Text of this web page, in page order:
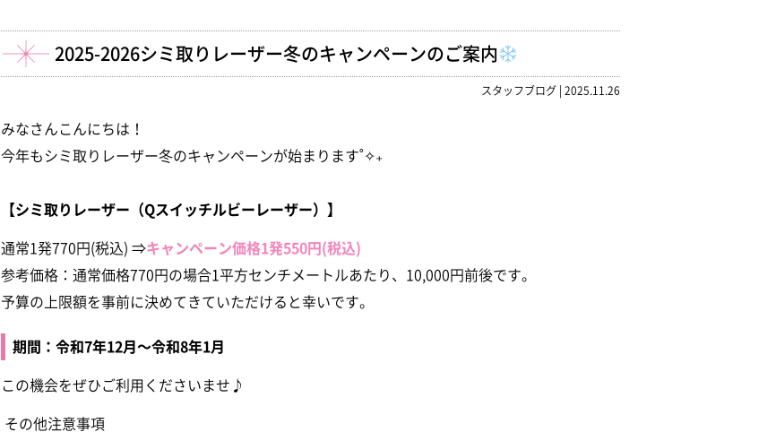
2025-2026シミ取りレーザー冬のキャンペーンのご案内
スタッフブログ |2025.11.26
みなさんこんにちは！
今年もシミ取りレーザー冬のキャンペーンが始まります˚✧₊
【シミ取りレーザー（Qスイッチルビーレーザー）】
通常1発770円(税込) ⇒キャンペーン価格1 発550円(税込)
参考価格：通常価格770円の場合1平方センチメートルあたり、10,000円前後です。
予算の上限額を事前に決めてきていただけると幸いです。
期間：令和7年12月 〜令和8年1 月
この機会をぜひご利用くださいませ♪
その他注意事項